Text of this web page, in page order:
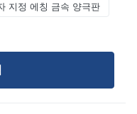
지정 에칭 금속 양극판